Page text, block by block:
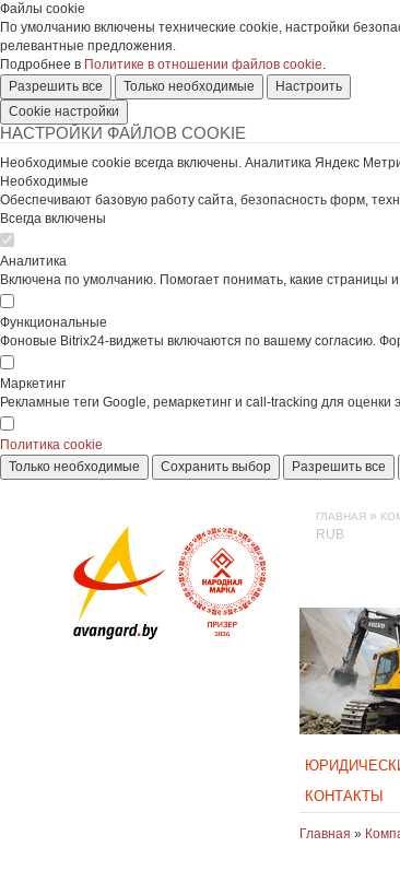
Файлы cookie
По умолчанию включены технические cookie, настройки
релевантные предложения.
Подробнее в Политике в отношении файлов cookie.
Разрешить все
Только необходимые
Настроить
Cookie настройки
НАСТРОЙКИ ФАЙЛОВ COOKIE
Необходимые cookie всегда включены. Аналитика Яндекс
Необходимые
Обеспечивают базовую работу сайта, безопасность форм,
Всегда включены
Аналитика
Включена по умолчанию. Помогает понимать, какие страницы
Функциональные
Фоновые Bitrix24-виджеты включаются по вашему согласию.
Маркетинг
Рекламные теги Google, ремаркетинг и call-tracking для
Политика cookie
Только необходимые
Сохранить выбор Разрешить все
ГЛАВНАЯ»
RUB
КОНТАКТЫ
Главная »